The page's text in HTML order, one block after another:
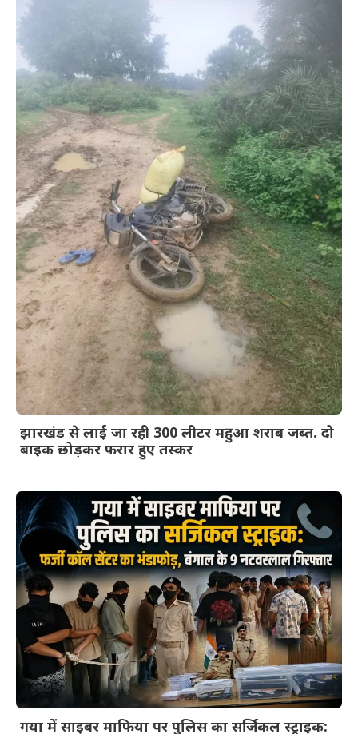
झारखंड से लाई जा रही 300 लीटर महुआ शराब जब्त. दो
बाइक छोड़कर फरार हुए तस्कर
गया में साइबर माफिया पर पुलिस का सर्जिकल स्ट्राइक: